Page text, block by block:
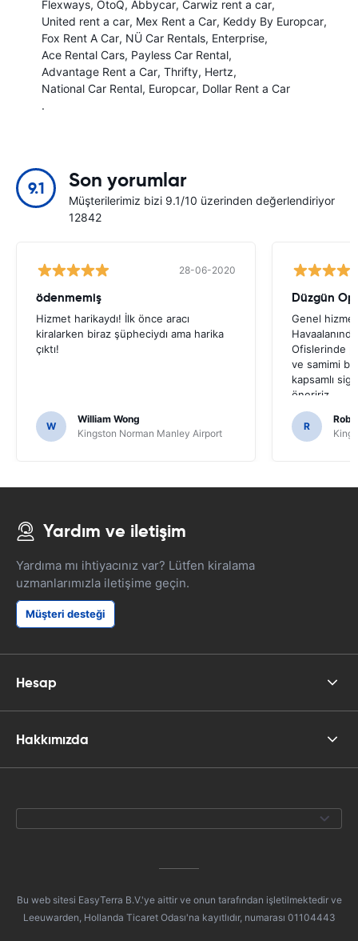
Flexways OtoQ Abbycar Carwiz rent a car
United rent a car Mex Rent a Car Keddy By Europcar
Fox Rent A Car NÜ Car Rentals Enterprise
Ace Rental Cars Payless Car Rental
Advantage Rent a Car Thrifty Hertz
National Car Rental Europcar Dollar Rent a Car
.
9.1 Son yorumlar
Müşterilerimiz bizi 9.1/10 üzerinden değerlendiriyor
12842
28-06-2020
ödenmemiş
Hizmet harikaydı! İlk önce aracı
kiralarken biraz şüpheciydı ama harika
çıktı!
W
William Wong
Kingston Norman Manley Airport
Düzgün
Genel
Ofislerinde
ve samimi
kapsamlı
öneririz.
R
Yardım ve iletişim
Yardıma mı ihtiyacınız var? Lütfen kiralama
uzmanlarımızla iletişime geçin.
Müşteri desteği
Hesap
Hakkımızda
Bu web sitesi EasyTerra B.V.'ye aittir ve onun tarafından işletilmektedir ve
Leeuwarden, Hollanda Ticaret Odası'na kayıtlıdır, numarası 01104443